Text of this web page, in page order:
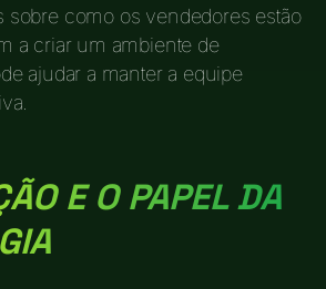
sobre como os vendedores estão
a criar um ambiente de
ajudar a manter a equipe
E O PAPEL DA